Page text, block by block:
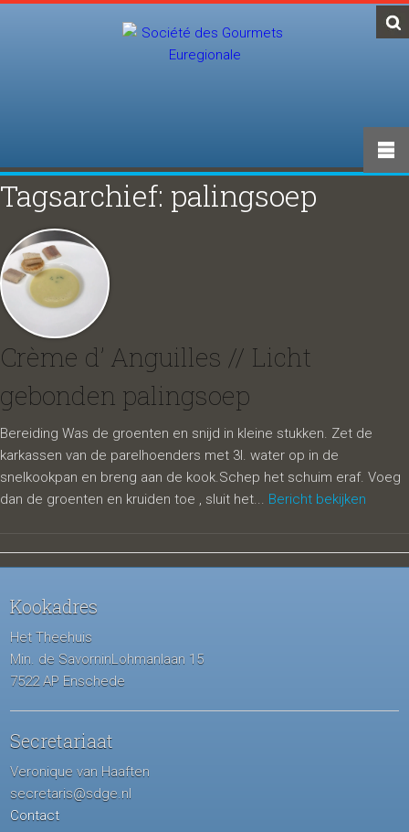
Tagsarchief: palingsoep
Crème d’ Anguilles // Licht
gebonden palingsoep
Bereiding Was de groenten en snijd in kleine stukken. Zet de
karkassen van de parelhoenders met 3l. water op in de
snelkookpan en breng aan de kook.Schep het schuim eraf. Voeg
dan de groenten en kruiden toe , sluit het... Bericht bekijken
Kookadres
Het Theehuis
Min. de SavorninLohmanlaan 15
7522 AP Enschede
Secretariaat
Veronique van Haaften
secretaris@sdge.nl
Contact